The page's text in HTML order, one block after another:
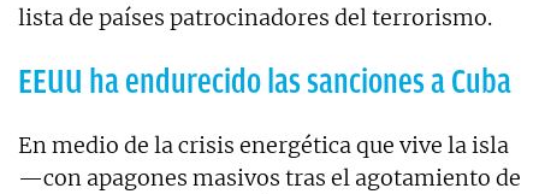
lista de países patrocinadores del terrorismo.
EEUU ha endurecido las sanciones a Cuba
En medio de la crisis energética que vive la isla
—con apagones masivos tras el agotamiento de